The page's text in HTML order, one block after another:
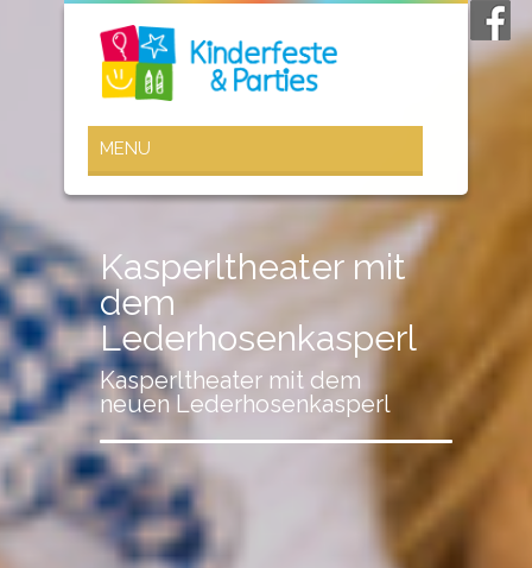
Kasperltheater mit
dem
Lederhosenkasperl
Kasperltheater mit dem
neuen Lederhosenkasperl